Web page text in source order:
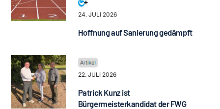
24. JULI 2026
Hoffnung auf Sanierung gedämpft
22. JULI 2026
Patrick Kunz ist
Bürgermeisterkandidat der FWG